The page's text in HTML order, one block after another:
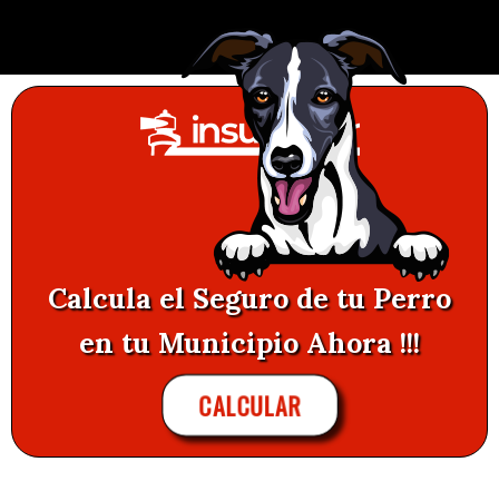
Calcula el Seguro de tu Perro
en tu Municipio Ahora !!!
CALCULAR